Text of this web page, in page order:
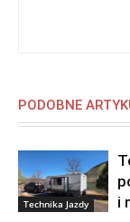
PODOBNE
Technika Jazdy
i